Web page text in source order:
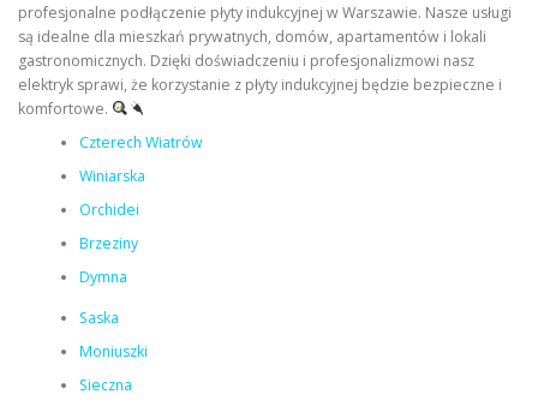
profesjonalne podłączenie płyty indukcyjnej w Warszawie. Nasze usługi
są idealne dla mieszkań prywatnych, domów, apartamentów i lokali
gastronomicznych. Dzięki doświadczeniu i profesjonalizmowi nasz
elektryk sprawi, że korzystanie z płyty indukcyjnej będzie bezpieczne i
komfortowe.
Czterech Wiatrów
Winiarska
Orchidei
Brzeziny
Dymna
Saska
Moniuszki
Sieczna